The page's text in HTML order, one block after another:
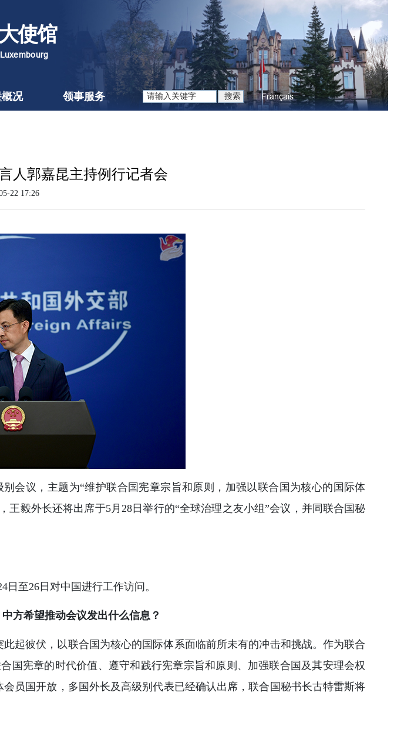
使馆
概况 领事服务 Français
人郭嘉昆主持例行记者会
22 17:26
会议，主题为“维护联合国宪章宗旨和原则，加强以联合国为核心的国际体
毅外长还将出席于5月28日举行的“全球治理之友小组”会议，并同联合国秘
至26日对中国进行工作访问。
方希望推动会议发出什么信息？
起彼伏，以联合国为核心的国际体系面临前所未有的冲击和挑战。作为联合
国宪章的时代价值、遵守和践行宪章宗旨和原则、加强联合国及其安理会权
员国开放，多国外长及高级别代表已经确认出席，联合国秘书长古特雷斯将